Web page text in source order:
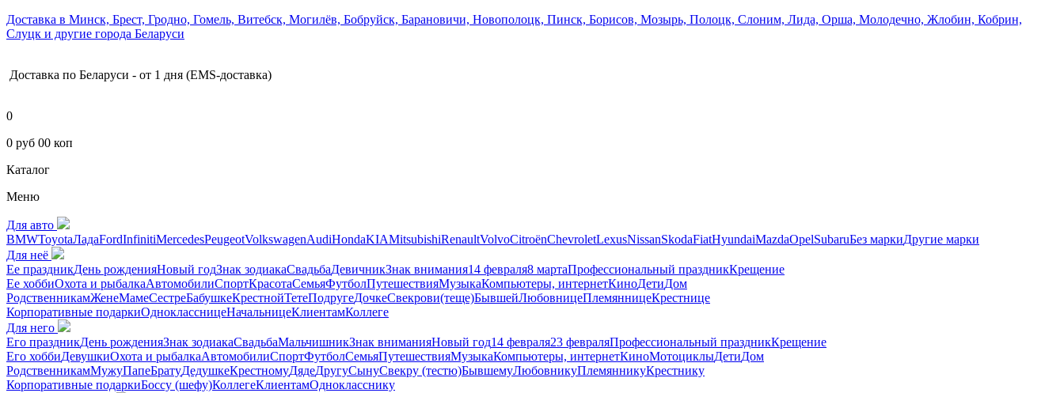
Доставка в Минск, Брест, Гродно, Гомель, Витебск, Могилёв, Бобруйск, Барановичи, Новополоцк, Пинск, Борисов, Мозырь, Полоцк, Слоним, Лида, Орша, Молодечно, Жлобин, Кобрин,
Слуцк и другие города Беларуси
Доставка по Беларуси - от 1 дня (EMS-доставка)
0
0 руб 00 коп
Каталог
Меню
Для авто
BMWToyotaЛадаFordInfinitiMercedesPeugeotVolkswagenAudiHondaKIAMitsubishiRenaultVolvoCitroënChevroletLexusNissanSkodaFiatHyundaiMazdaOpelSubaruБез маркиДругие марки
Для неё
Ее праздникДень рожденияНовый годЗнак зодиакаСвадьбаДевичникЗнак внимания14 февраля8 мартаПрофессиональный праздникКрещение
Ее хоббиОхота и рыбалкаАвтомобилиСпортКрасотаСемьяФутболПутешествияМузыкаКомпьютеры, интернетКиноДетиДом
РодственникамЖенеМамеСестреБабушкеКрестнойТетеПодругеДочкеСвекрови(теще)БывшейЛюбовницеПлемянницеКрестнице
Корпоративные подаркиОдноклассницеНачальницеКлиентамКоллеге
Для него
Его праздникДень рожденияЗнак зодиакаСвадьбаМальчишникЗнак вниманияНовый год14 февраля23 февраляПрофессиональный праздникКрещение
Его хоббиДевушкиОхота и рыбалкаАвтомобилиСпортФутболСемьяПутешествияМузыкаКомпьютеры, интернетКиноМотоциклыДетиДом
РодственникамМужуПапеБратуДедушкеКрестномуДядеДругуСынуСвекру (тестю)БывшемуЛюбовникуПлемянникуКрестнику
Корпоративные подаркиБоссу (шефу)КоллегеКлиентамОднокласснику